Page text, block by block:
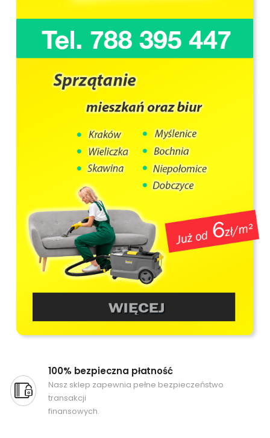
100% bezpieczna płatność
Nasz sklep zapewnia pełne bezpieczeństwo
transakcji
finansowych.